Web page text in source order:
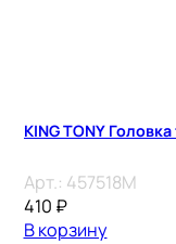
KING TONY
Арт.: 457518M
410 ₽
В корзину